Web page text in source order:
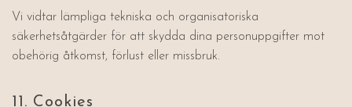
Vi vidtar lämpliga tekniska och organisatoriska
säkerhetsåtgärder för att skydda dina personuppgifter mot
obehörig åtkomst, förlust eller missbruk.
11. Cookies